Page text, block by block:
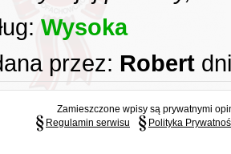
Wysoka
przez: Robert
Zamieszczone wpisy są prywatnymi
Regulamin serwisu
Polityka